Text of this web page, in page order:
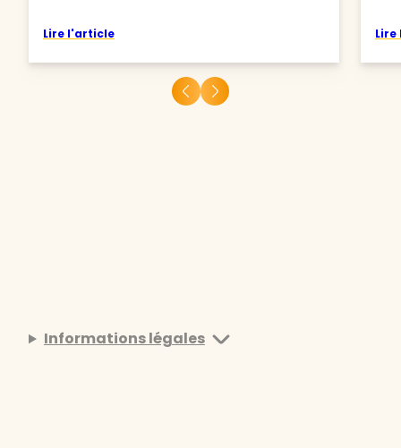
Lire l'article
Informations légales